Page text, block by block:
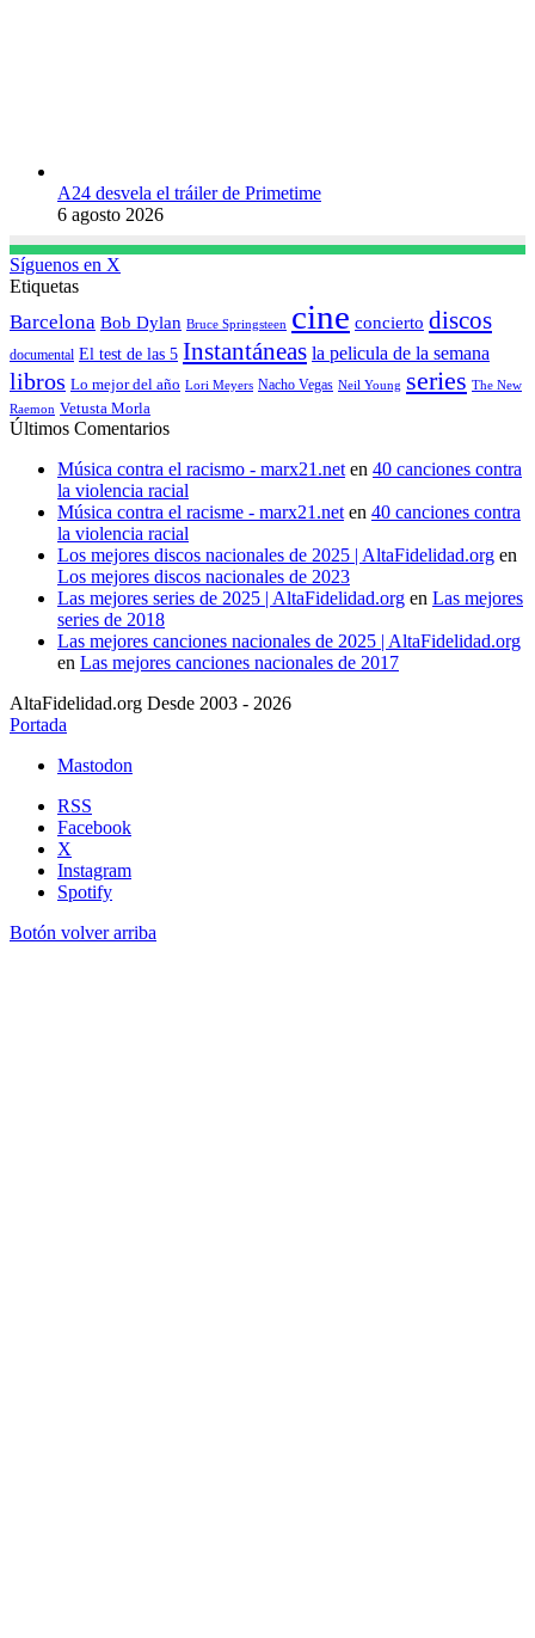
A24 desvela el tráiler de Primetime
6 agosto 2026
Síguenos en X
Etiquetas
Barcelona Bob Dylan Bruce Springsteen cine concierto discos
documental El test de las 5 Instantáneas la pelicula de la semana
libros Lo mejor del año Lori Meyers Nacho Vegas Neil Young series The New
Raemon Vetusta Morla
Últimos Comentarios
Música contra el racismo - marx21.neten 40 canciones contra
la violencia racial
Música contra el racisme - marx21.neten 40 canciones contra
la violencia racial
Los mejores discos nacionales de 2025 | AltaFidelidad.org en
Los mejores discos nacionales de 2023
Las mejores series de 2025 | AltaFidelidad.org en Las mejores
series de 2018
Las mejores canciones nacionales de 2025 | AltaFidelidad.org
en Las mejores canciones nacionales de 2017
AltaFidelidad.org Desde 2003 - 2026
Portada
Mastodon
RSS
Facebook
X
Instagram
Spotify
Botón volver arriba